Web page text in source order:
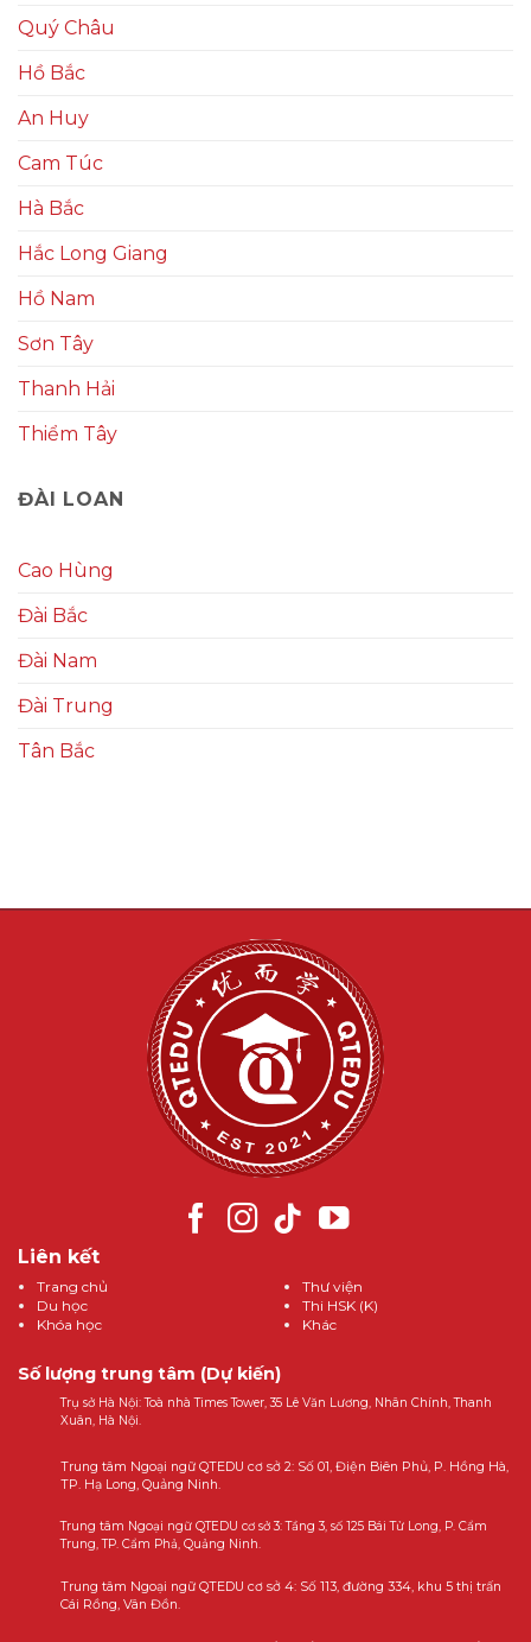
Quý Châu
Hồ Bắc
An Huy
Cam Túc
Hà Bắc
Hắc Long Giang
Hồ Nam
Sơn Tây
Thanh Hải
Thiểm Tây
ĐÀI LOAN
Cao Hùng
Đài Bắc
Đài Nam
Đài Trung
Tân Bắc
Liên kết
Trang chủ
Du học
Khóa học
Thư viện
Thi HSK (K)
Khác
Số lượng trung tâm (Dự kiến)
Trụ sở Hà Nội: Toà nhà Times Tower, 35 Lê Văn Lương, Nhân Chính, Thanh
Xuân, Hà Nội.
Trung tâm Ngoại ngữ QTEDU cơ sở 2: Số 01, Điện Biên Phủ, P. Hồng Hà,
TP. Hạ Long, Quảng Ninh.
Trung tâm Ngoại ngữ QTEDU cơ sở 3: Tầng 3, số 125 Bái Tử Long, P. Cẩm
Trung, TP. Cẩm Phả, Quảng Ninh.
Trung tâm Ngoại ngữ QTEDU cơ sở 4: Số 113, đường 334, khu 5 thị trấn
Cái Rồng, Vân Đồn.